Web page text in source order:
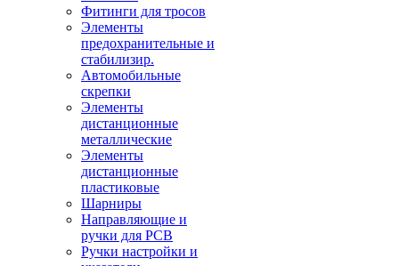
Фитинги для тросов
Элементы
предохранительные и
стабилизир.
Автомобильные
скрепки
Элементы
дистанционные
металлические
Элементы
дистанционные
пластиковые
Шарниры
Направляющие и
ручки для PCB
Ручки настройки и